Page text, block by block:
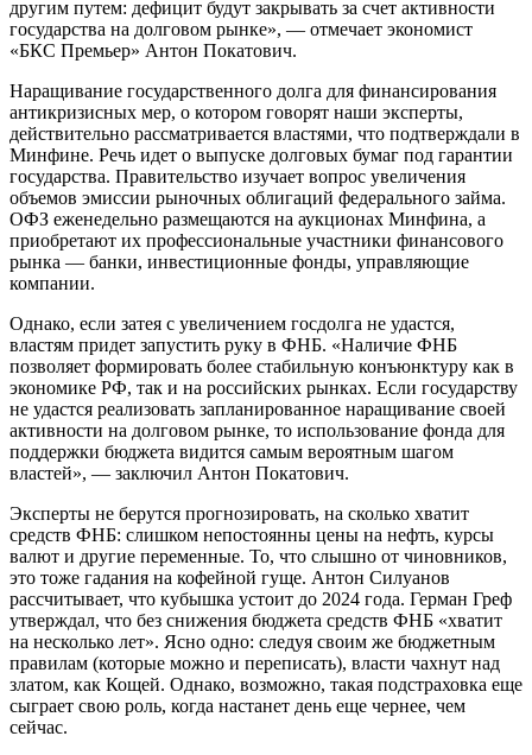
другим путем: дефицит будут закрывать за счет активности
государства на долговом рынке», — отмечает экономист
«БКС Премьер» Антон Покатович.
Наращивание государственного долга для финансирования
антикризисных мер, о котором говорят наши эксперты,
действительно рассматривается властями, что подтверждали в
Минфине. Речь идет о выпуске долговых бумаг под гарантии
государства. Правительство изучает вопрос увеличения
объемов эмиссии рыночных облигаций федерального займа.
ОФЗ еженедельно размещаются на аукционах Минфина, а
приобретают их профессиональные участники финансового
рынка — банки, инвестиционные фонды, управляющие
компании.
Однако, если затея с увеличением госдолга не удастся,
властям придет запустить руку в ФНБ. «Наличие ФНБ
позволяет формировать более стабильную конъюнктуру как в
экономике РФ, так и на российских рынках. Если государству
не удастся реализовать запланированное наращивание своей
активности на долговом рынке, то использование фонда для
поддержки бюджета видится самым вероятным шагом
властей», — заключил Антон Покатович.
Эксперты не берутся прогнозировать, на сколько хватит
средств ФНБ: слишком непостоянны цены на нефть, курсы
валют и другие переменные. То, что слышно от чиновников,
это тоже гадания на кофейной гуще. Антон Силуанов
рассчитывает, что кубышка устоит до 2024 года. Герман Греф
утверждал, что без снижения бюджета средств ФНБ «хватит
на несколько лет». Ясно одно: следуя своим же бюджетным
правилам (которые можно и переписать), власти чахнут над
златом, как Кощей. Однако, возможно, такая подстраховка еще
сыграет свою роль, когда настанет день еще чернее, чем
сейчас.